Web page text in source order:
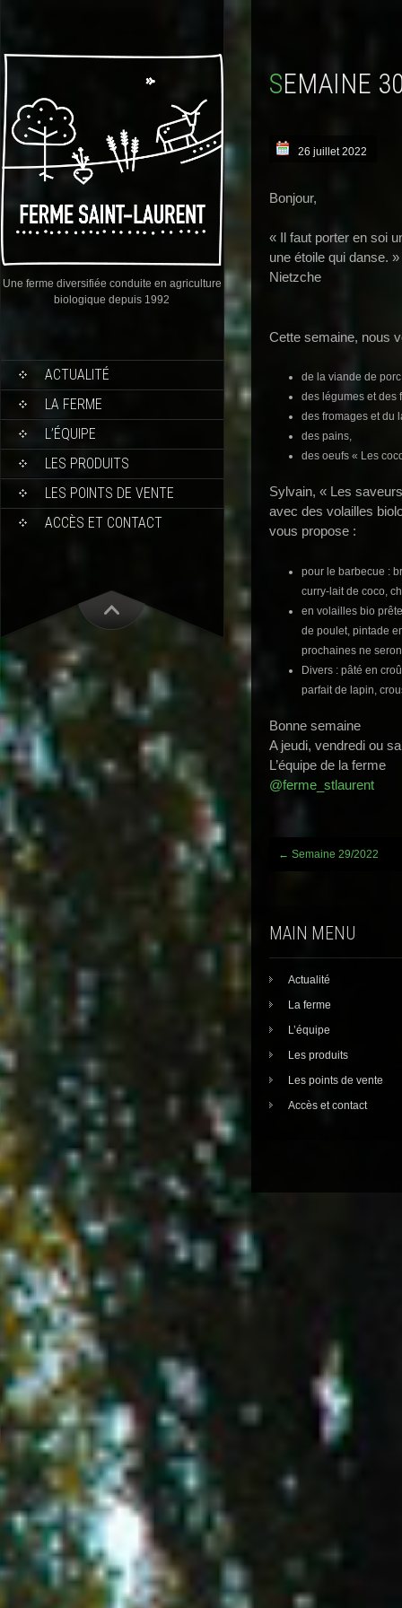
Une ferme diversifiée conduite en agriculture
biologique depuis 1992
ACTUALITÉ
LA FERME
L’ÉQUIPE
LES PRODUITS
LES POINTS DE VENTE
ACCÈS ET CONTACT
SEMAINE
26 juillet 2022
Bonjour,
« Il faut porter en soi
une étoile qui danse. »
Nietzche
Cette semaine, nous
de la viande de
des légumes et des
des fromages et du
des pains,
des oeufs « Les
Sylvain, « Les
avec des volailles
vous propose :
pour le barbecue :
curry-lait de coco,
en volailles bio
de poulet, pintade
prochaines ne
Divers : pâté en
parfait de lapin,
Bonne semaine
A jeudi, vendredi ou
L’équipe de la ferme
@ferme_stlaurent
Post
← Semaine 29/2022
MAIN MENU
Actualité
La ferme
L’équipe
Les produits
Les points de vente
Accès et contact